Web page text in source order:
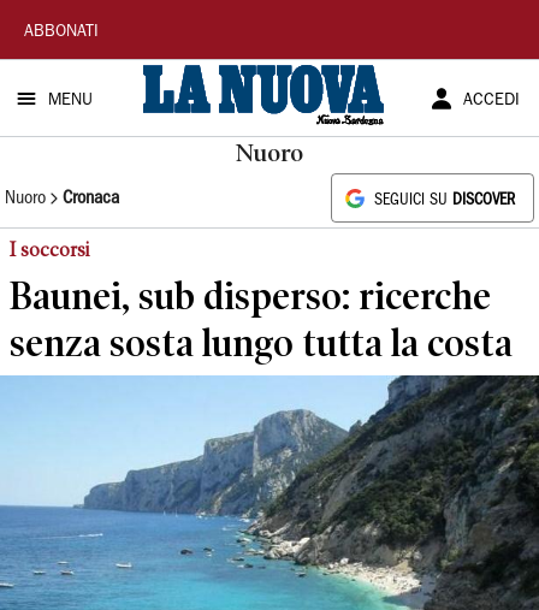
La
Nuova
Sardegna
ABBONATI
MENU ACCEDI
Nuoro
Nuoro Cronaca SEGUICI SU DISCOVER
I soccorsi
Baunei, sub disperso: ricerche
senza sosta lungo tutta la costa